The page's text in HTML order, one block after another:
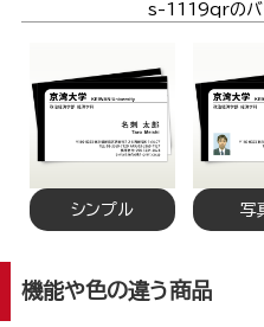
s-1119qrのバ
シンプル 写
機能や色の違う商品